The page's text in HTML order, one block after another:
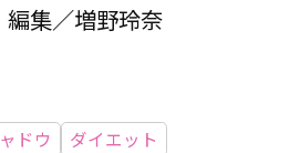
集／増野玲奈
ドウ
ダイエット